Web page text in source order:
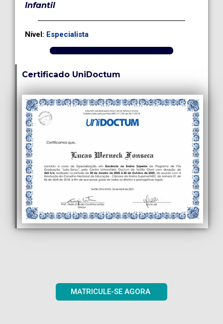
Infantil
Nível: Especialista
Certificado UniDoctum
MATRICULE-SE AGORA